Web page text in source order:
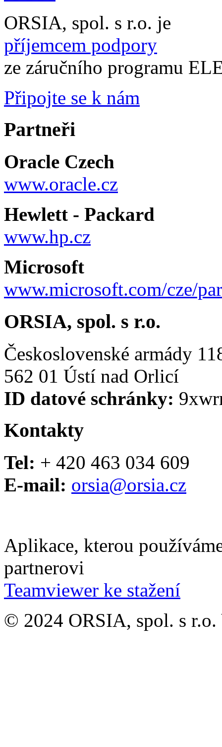
ORSIA, spol. s r.o. je
příjemcem podpory
ze záručního programu
Připojte se k nám
Partneři
Oracle Czech
www.oracle.cz
Hewlett - Packard
www.hp.cz
Microsoft
www.microsoft.com/cze/
ORSIA, spol. s r.o.
Československé armády
562 01 Ústí nad Orlicí
ID datové schránky:
Kontakty
Tel: + 420 463 034 609
E-mail: orsia@orsia.cz
Aplikace, kterou
partnerovi
Teamviewer ke stažení
© 2024 ORSIA, spol. s r.o.